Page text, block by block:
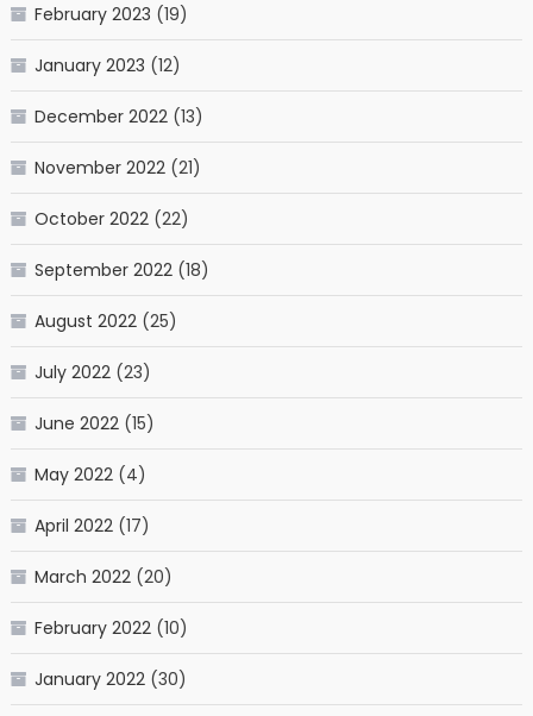
February 2023 (19)
January 2023 (12)
December 2022(13)
November 2022(21)
October 2022(22)
September 2022(18)
August 2022(25)
July 2022(23)
June 2022(15)
May 2022(4)
April 2022(17)
March 2022(20)
February 2022(10)
January 2022(30)